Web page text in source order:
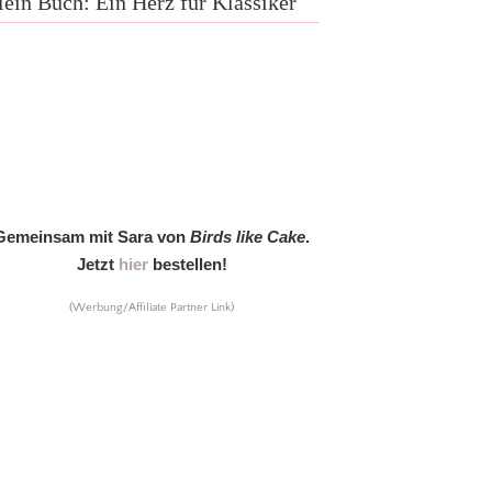
mit Sara vonBirds like Cake.
Jetzt hierbestellen!
(Werbung/Affiliate Partner Link)